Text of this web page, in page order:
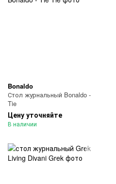
Bonaldo
Стол журнальный Bonaldo -
Tie
Цену уточняйте
В наличии